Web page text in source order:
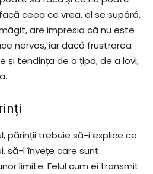
ceea ce vrea, el se supără,
are impresia că nu este
nervos, iar dacă frustrarea
și tendința de a țipa, de a lovi,
părinții trebuie să-i explice ce
să-l învețe care sunt
limite. Felul cum ei transmit